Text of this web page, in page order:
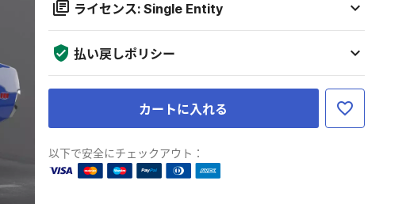
ライセンス: Single Entity
払い戻しポリシー
カートに入れる
以下で安全にチェックアウト：